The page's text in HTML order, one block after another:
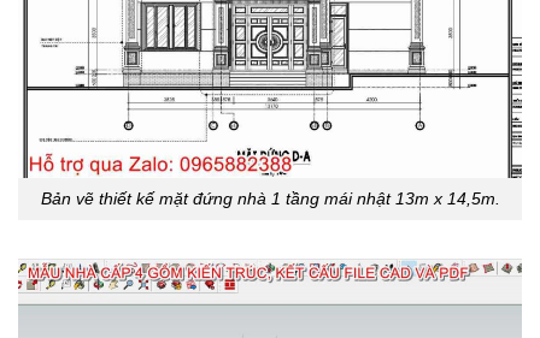
Bản vẽ thiết kế mặt đứng nhà 1 tầng mái nhật 13m x 14,5m.